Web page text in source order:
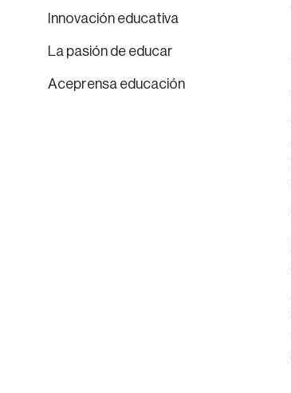
Innovación educativa
La pasión de educar
Aceprensa educación